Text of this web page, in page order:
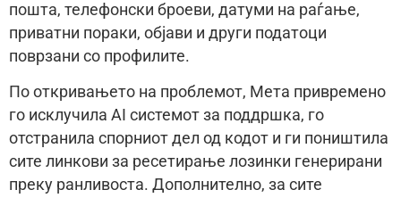
пошта, телефонски броеви, датуми на раѓање,
приватни пораки, објави и други податоци
поврзани со профилите.
По откривањето на проблемот, Мета привремено
го исклучила AI системот за поддршка, го
отстранила спорниот дел од кодот и ги поништила
сите линкови за ресетирање лозинки генерирани
преку ранливоста. Дополнително, за сите